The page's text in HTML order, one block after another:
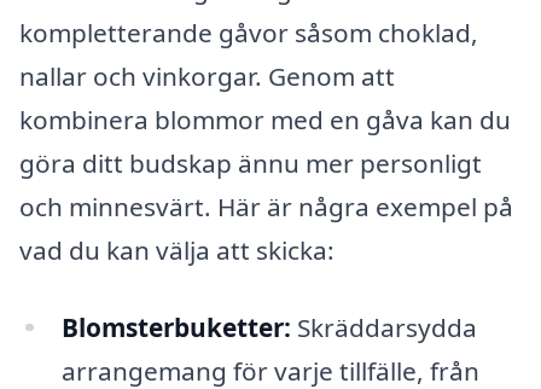
kompletterande gåvor såsom choklad,
nallar och vinkorgar. Genom att
kombinera blommor med en gåva kan du
göra ditt budskap ännu mer personligt
och minnesvärt. Här är några exempel på
vad du kan välja att skicka:
Blomsterbuketter: Skräddarsydda
arrangemang för varje tillfälle, från